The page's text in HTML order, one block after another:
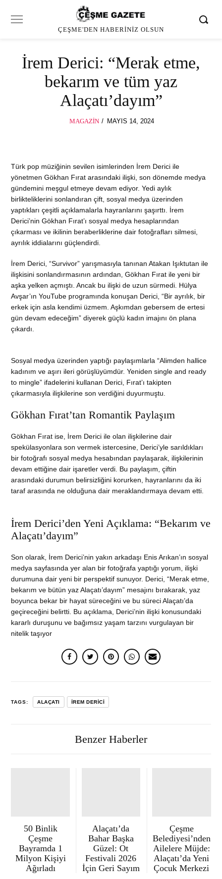
ÇEŞME'DEN HABERINIZ OLSUN
İrem Derici: “Merak etme,
bekarım ve tüm yaz
Alaçatı’dayım”
MAGAZIN
POSTED
MAYIS 14, 2024
Türk pop müziğinin sevilen isimlerinden İrem Derici ile
yönetmen Gökhan Fırat arasındaki ilişki, son dönemde medya
gündemini meşgul etmeye devam ediyor. Yedi aylık
birlikteliklerini sonlandıran çift, sosyal medya üzerinden
yaptıkları çeşitli açıklamalarla hayranlarını şaşırttı. İrem
Derici’nin Gökhan Fırat’ı sosyal medya hesaplarından
çıkarması ve ikilinin beraberliklerine dair fotoğrafları silmesi,
ayrılık iddialarını güçlendirdi.
İrem Derici, “Survivor” yarışmasıyla tanınan Atakan Işıktutan ile
ilişkisini sonlandırmasının ardından, Gökhan Fırat ile yeni bir
aşka yelken açmıştı. Ancak bu ilişki de uzun sürmedi. Hülya
Avşar’ın YouTube programında konuşan Derici, “Bir ayrılık, bir
erkek için asla kendimi üzmem. Aşkımdan gebersem de ertesi
gün devam edeceğim” diyerek güçlü kadın imajını ön plana
çıkardı.
Sosyal medya üzerinden yaptığı paylaşımlarla “Alimden hallice
kadınım ve aşırı ileri görüşlüyümdür. Yeniden single and ready
to mingle” ifadelerini kullanan Derici, Fırat’ı takipten
çıkarmasıyla ilişkilerine son verdiğini duyurmuştu.
Gökhan Fırat’tan Romantik Paylaşım
Gökhan Fırat ise, İrem Derici ile olan ilişkilerine dair
spekülasyonlara son vermek istercesine, Derici’yle sarıldıkları
bir fotoğrafı sosyal medya hesabından paylaşarak, ilişkilerinin
devam ettiğine dair işaretler verdi. Bu paylaşım, çiftin
arasındaki durumun belirsizliğini korurken, hayranlarını da iki
taraf arasında ne olduğuna dair meraklandırmaya devam etti.
İrem Derici’den Yeni Açıklama: “Bekarım ve
Alaçatı’dayım”
Son olarak, İrem Derici’nin yakın arkadaşı Enis Arıkan’ın sosyal
medya sayfasında yer alan bir fotoğrafa yaptığı yorum, ilişki
durumuna dair yeni bir perspektif sunuyor. Derici, “Merak etme,
bekarım ve bütün yaz Alaçatı’dayım” mesajını bırakarak, yaz
boyunca bekar bir hayat süreceğini ve bu süreci Alaçatı’da
geçireceğini belirtti. Bu açıklama, Derici’nin ilişki konusundaki
kararlı duruşunu ve bağımsız yaşam tarzını vurgulayan bir
nitelik taşıyor
TAGS: ALAÇATI İREM DERICI
Benzer Haberler
50 Binlik
Çeşme
Bayramda 1
Milyon Kişiyi
Ağırladı
Alaçatı’da
Bahar Başka
Güzel: Ot
Festivali 2026
İçin Geri Sayım
Çeşme
Belediyesi’nden
Ailelere Müjde:
Alaçatı’da Yeni
Çocuk Merkezi